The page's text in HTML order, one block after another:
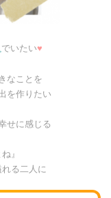
でいたい♥
なことを
を作りたい
せに感じる
』
る二人に